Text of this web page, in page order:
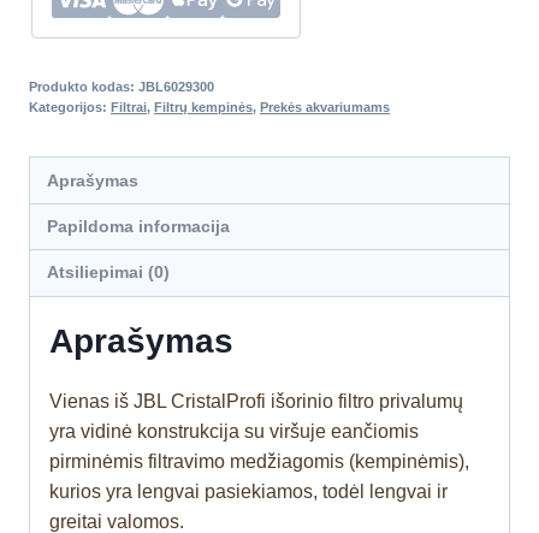
Produkto kodas: JBL6029300
Kategorijos: Filtrai, Filtrų kempinės, Prekės akvariumams
Aprašymas
Papildoma informacija
Atsiliepimai (0)
Aprašymas
Vienas iš JBL CristalProfi išorinio filtro privalumų
yra vidinė konstrukcija su viršuje eančiomis
pirminėmis filtravimo medžiagomis (kempinėmis),
kurios yra lengvai pasiekiamos, todėl lengvai ir
greitai valomos.